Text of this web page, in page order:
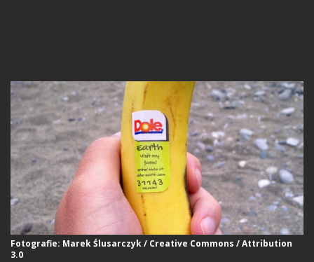
Fotografie: Marek Ślusarczyk / Creative Commons / Attribution
3.0